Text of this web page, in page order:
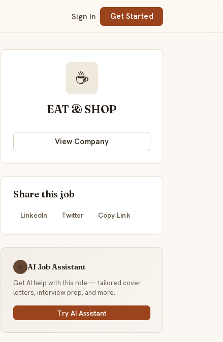
Sign In Get Started
☕
EAT & SHOP
View Company
Share this job
LinkedIn Twitter Copy Link
☕ AI Job Assistant
Get AI help with this role — tailored cover
letters, interview prep, and more.
Try AI Assistant